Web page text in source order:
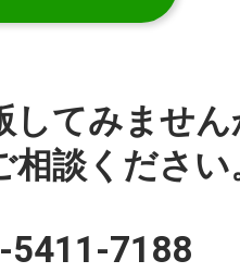
してみません
談ください
5411-7188